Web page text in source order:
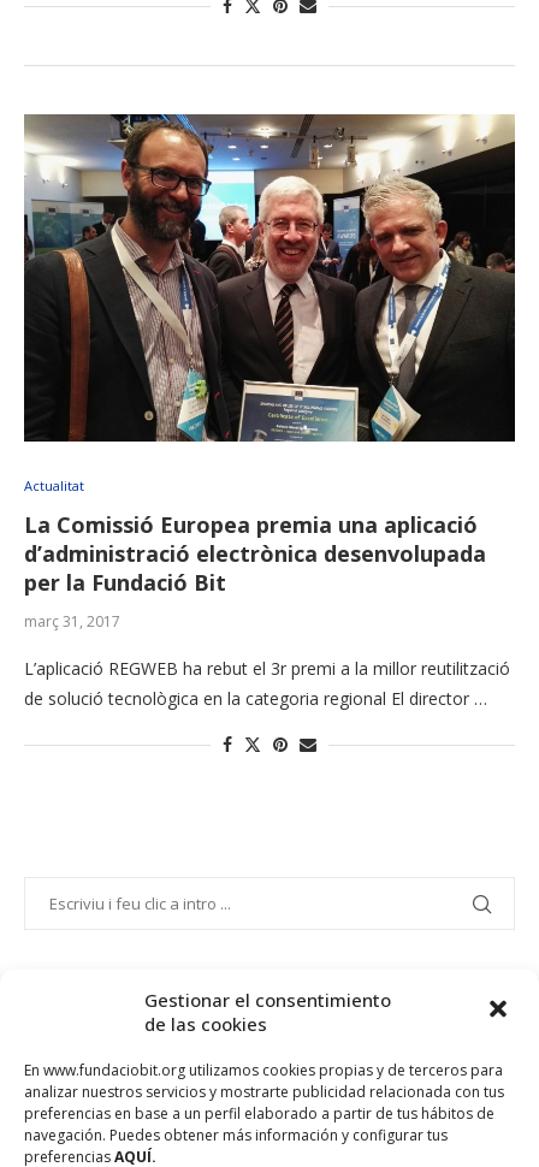
Gestionar el consentimiento
de las cookies
En www.fundaciobit.org utilizamos cookies propias y de terceros para
analizar nuestros servicios y mostrarte publicidad relacionada con tus
preferencias en base a un perfil elaborado a partir de tus hábitos de
navegación. Puedes obtener más información y configurar tus
preferenciasAQUÍ.
Actualitat
La Comissió Europea premia una aplicació
d’administració electrònica desenvolupada
per la Fundació Bit
març 31, 2017
L’aplicació REGWEB ha rebut el 3r premi a la millor reutilització
de solució tecnològica en la categoria regional El director …
PROJECTE COFINANÇAT PEL FONS SOCIAL EUROPEU